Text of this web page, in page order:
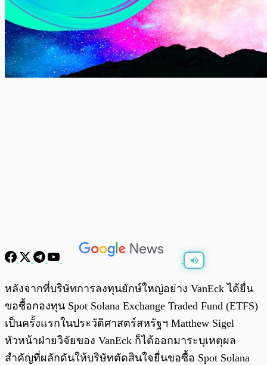
พร้อมเล่น 0:00
หลังจากที่บริษัทการลงทุนยักษ์ใหญ่อย่าง VanEck ได้ยื่น
ขอซื้อกองทุน Spot Solana Exchange Traded Fund (ETFS)
เป็นครั้งแรกในประวัติศาสตร์สหรัฐฯ Matthew Sigel
หัวหน้าฝ่ายวิจัยของ VanEck ก็ได้ออกมาระบุเหตุผล
สำคัญที่ผลักดันให้บริษัทตัดสินใจยื่นขอซื้อ Spot Solana